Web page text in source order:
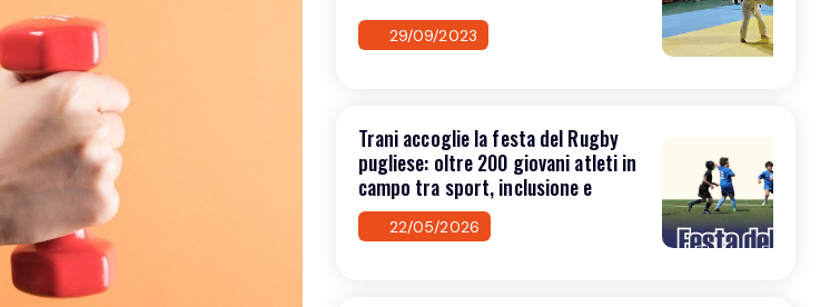
29/09/2023
Trani accoglie la festa del Rugby
pugliese: oltre 200 giovani atleti in
campo tra sport, inclusione e
valori
22/05/2026